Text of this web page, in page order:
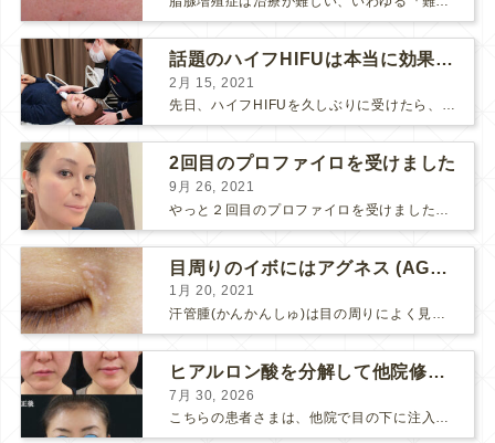
話題のハイフHIFUは本当に効果があるのか？
2月 15, 2021
先日、ハイフHIFUを久しぶりに受けたら、顔の調子がとても良い感じです♪ 私はハイフHIFU後はいつも３日位、人には気付かれない程度に軽く腫れて、その後、グングンと顔が引き締まります。 ...
2回目のプロファイロを受けました
9月 26, 2021
目周りのイボにはアグネス (AGNES）が効く！（ほぼ）ノーダウンタイムのイボ治療
1月 20, 2021
汗管腫(かんかんしゅ)は目の周りによく見られるいぼです。 以前は炭酸ガスレーザーでイボ組織を削って（蒸散とかアブレーションと言います）治療していました。 汗管腫は治療しても再発しやすい難治...
ヒアルロン酸を分解して他院修正（目の下のチンダル現象とその補正）
7月 30, 2026
こちらの患者さまは、他院で目の下に注入したヒアルロン酸がチンダル現象を起こしていたため、 ヒアルロン酸を分解する薬（ヒアルロニダーゼ）で分解してから 改めてヒアルロン酸を入れ直しました。 ...